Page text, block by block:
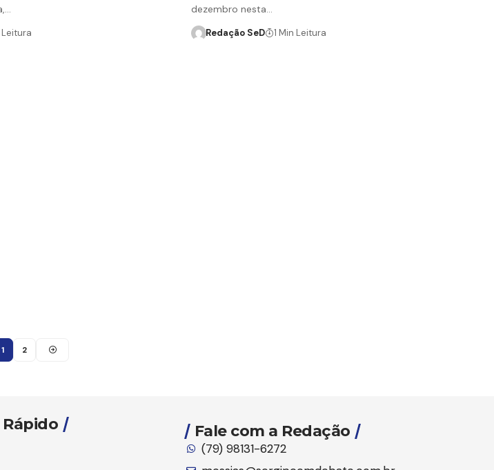
Leitura
dezembro nesta…
Redação SeD 1 Min Leitura
1 2
Fale com a Redação
(79) 98131-6272